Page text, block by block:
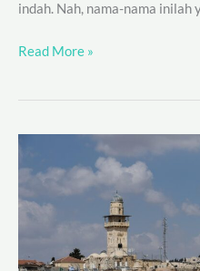
indah. Nah, nama-nama inilah
Read More »
Inspirasi
Nama
Perempuan
dan